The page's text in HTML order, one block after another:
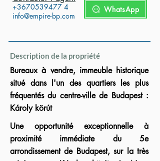
+3670539477 4
info@empire-bp.com
WhatsApp
Description de la propriété
Bureaux à vendre, immeuble historique
situé dans l'un des quartiers les plus
fréquentés du centre-ville de Budapest :
Károly körút
Une opportunité exceptionnelle à
proximité immédiate du 5e
arrondissement de Budapest, sur la très